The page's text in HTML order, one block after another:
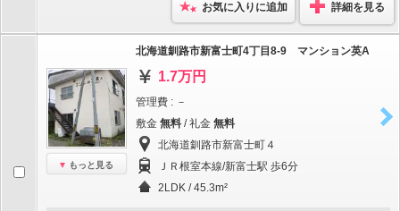
お気に入りに追加 詳細を見る
もっと見る
北海道釧路市新富士町4丁目8-9 マンション英A
1.7万円
管理費 : －
敷金 無料 / 礼金 無料
北海道釧路市新富士町４
ＪＲ根室本線/新富士駅 歩6分
2LDK / 45.3m²